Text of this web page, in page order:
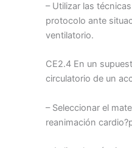
– Utilizar las
protocolo ante
ventilatorio.
CE2.4 En un
circulatorio de un
– Seleccionar el
reanimación